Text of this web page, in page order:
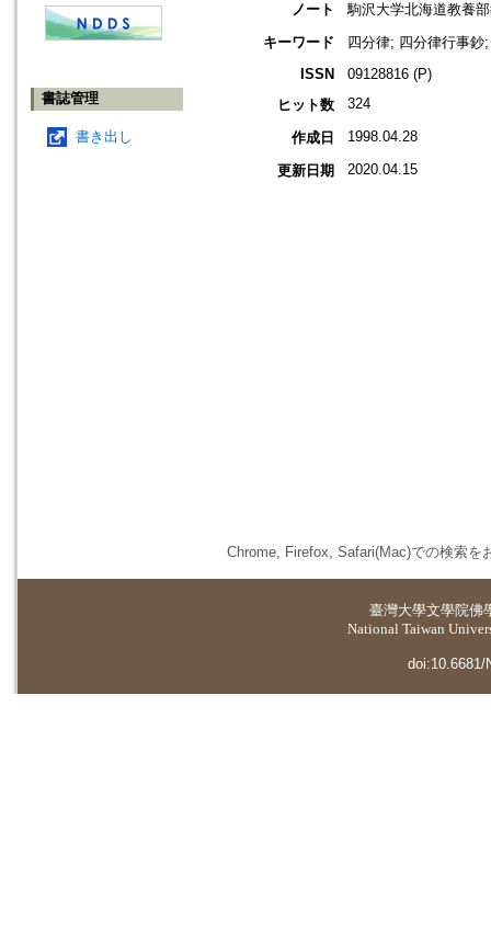
書誌管理
書き出し
ノート
駒沢大学北海道教養
キーワード
四分律; 四分律行事
ISSN
09128816 (P)
ヒット数
324
作成日 1998.04.28
更新日期 2020.04.15
Chrome, Firefox, Safari(Mac)での検索を
臺灣大學文學院佛
National Taiwan
doi:10.6681/